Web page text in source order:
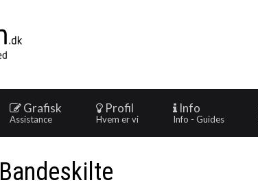
Grafisk
Assistance
Profil
Hvem er vi
Info
Info - Guides
Bandeskilte